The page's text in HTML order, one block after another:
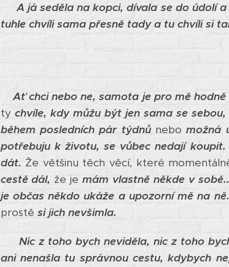
A já seděla na kopci, dívala se do údolí
tuhle chvíli sama přesně tady a tu chvíli si
Ať chci nebo ne, samota je pro mě hodně
ty chvíle, kdy můžu být jen sama se
během posledních pár týdnůnebomožná
potřebuju k životu, se vůbec nedají koupit.
dát. Že většinu těch věcí, které
cestě dál, že jemám vlastně někde v
je občas někdo ukáže a upozorní mě na ně.
prostě si jich nevšimla.
Nic z toho bych neviděla, nic z toho
ani nenašla tu správnou cestu, kdybych